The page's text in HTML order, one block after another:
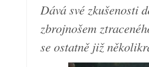
Dává své zkušenosti
zbrojnošem
se ostatně již